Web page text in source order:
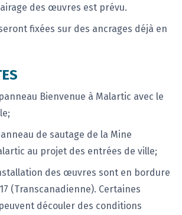
des œuvres est prévu.
fixées sur des ancrages déjà en
Bienvenue à Malartic avec le
de sautage de la Mine
au projet des entrées de ville;
des œuvres sont en bordure
(Transcanadienne). Certaines
découler des conditions